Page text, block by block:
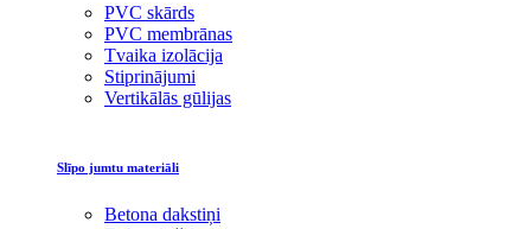
PVC skārds
PVC membrānas
Tvaika izolācija
Stiprinājumi
Vertikālās gūlijas
Slīpo jumtu materiāli
Betona dakstiņi